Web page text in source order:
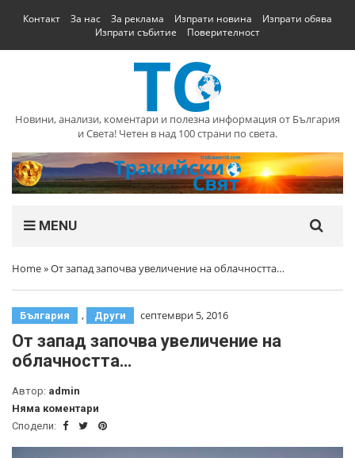
Контакт За нас За реклама Изпрати новина
Изпрати обява
Изпрати събитие
Поверителност
Новини, анализи, коментари и полезна информация от България
и Света! Четен в над 100 страни по света.
MENU
Home»От запад започва увеличение на облачността…
България , Други септември 5, 2016
От запад започва увеличение на
облачността…
Автор: admin
Няма коментари
Сподели: